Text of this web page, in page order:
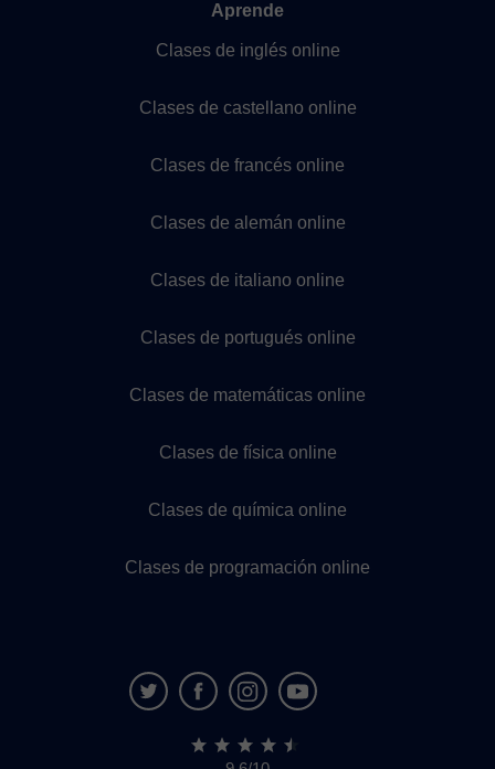
Aprende
Clases de inglés online
Clases de castellano online
Clases de francés online
Clases de alemán online
Clases de italiano online
Clases de portugués online
Clases de matemáticas online
Clases de física online
Clases de química online
Clases de programación online